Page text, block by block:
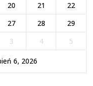
20 21
22
27 28
29
3 4 5
6, 2026